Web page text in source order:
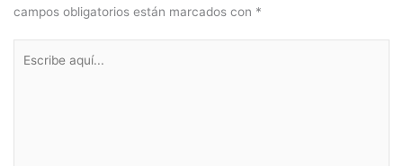
campos obligatorios están marcados con *
aquí...